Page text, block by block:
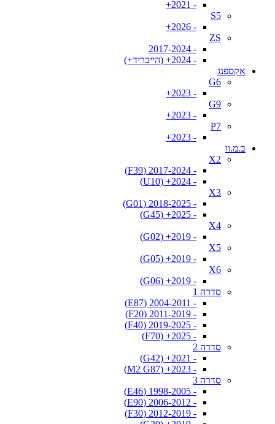
- 2021+
S5
- 2026+
ZS
- 2017-2024
- 2024+ (הייבריד+)
אקספנג
G6
- 2023+
G9
- 2023+
P7
- 2023+
ב.מ.וו
X2
- 2017-2024 (F39)
- 2024+ (U10)
X3
- 2018-2025 (G01)
- 2025+ (G45)
X4
- 2019+ (G02)
X5
- 2019+ (G05)
X6
- 2019+ (G06)
סדרה 1
- 2004-2011 (E87)
- 2011-2019 (F20)
- 2019-2025 (F40)
- 2025+ (F70)
סדרה 2
- 2021+ (G42)
- 2023+ (M2 G87)
סדרה 3
- 1998-2005 (E46)
- 2006-2012 (E90)
- 2012-2019 (F30)